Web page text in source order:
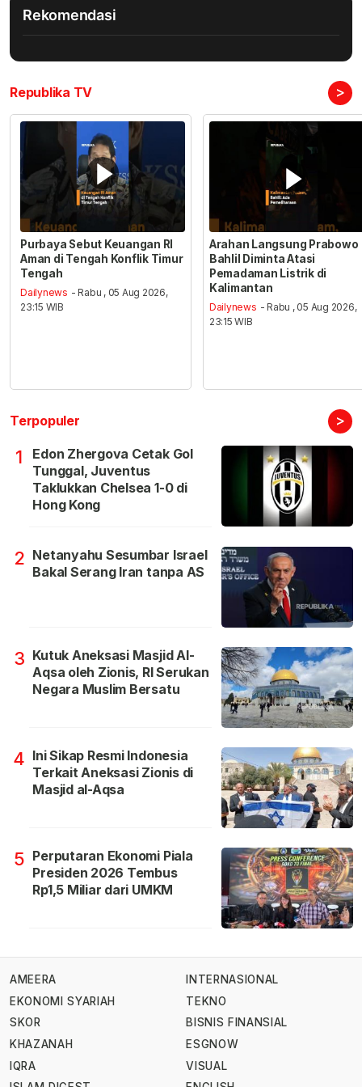
Rekomendasi
Republika TV >
Purbaya Sebut Keuangan RI
Aman di Tengah Konflik Timur
Tengah
Dailynews - Rabu , 05 Aug 2026,
23:15 WIB
Arahan Langsung Prabowo
Bahlil Diminta Atasi
Pemadaman Listrik di
Kalimantan
Dailynews - Rabu , 05 Aug 2026,
23:15 WIB
Terpopuler >
1
Edon Zhergova Cetak Gol
Tunggal, Juventus
Taklukkan Chelsea 1-0 di
Hong Kong
2 Netanyahu Sesumbar Israel
Bakal Serang Iran tanpa AS
3 Kutuk Aneksasi Masjid Al-
Aqsa oleh Zionis, RI Serukan
Negara Muslim Bersatu
4 Ini Sikap Resmi Indonesia
Terkait Aneksasi Zionis di
Masjid al-Aqsa
5 Perputaran Ekonomi Piala
Presiden 2026 Tembus
Rp1,5 Miliar dari UMKM
AMEERA
EKONOMI SYARIAH
SKOR
KHAZANAH
IQRA
INTERNASIONAL
TEKNO
BISNIS FINANSIAL
ESGNOW
VISUAL